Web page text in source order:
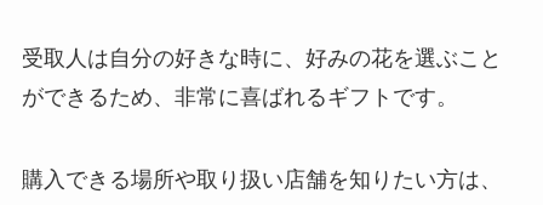
犬のマナーポーチは100均で買え
る？おすすめは？
受取人は自分の好きな時に、好みの花を選ぶこと
ができるため、非常に喜ばれるギフトです。
購入できる場所や取り扱い店舗を知りたい方は、